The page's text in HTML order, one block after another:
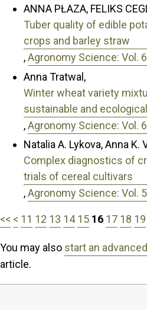
ANNA PŁAZA, FELIKS
Tuber quality of edible
crops and barley straw
,Agronomy Science: Vol.
Anna Tratwal,
Winter wheat variety
sustainable and
,Agronomy Science: Vol.
Natalia A. Lykova, Anna K.
Complex diagnostics of
trials of cereal cultivars
,Agronomy Science: Vol.
<< < 11 12 13 14 15 16 17 18 19
You may also start an
article.